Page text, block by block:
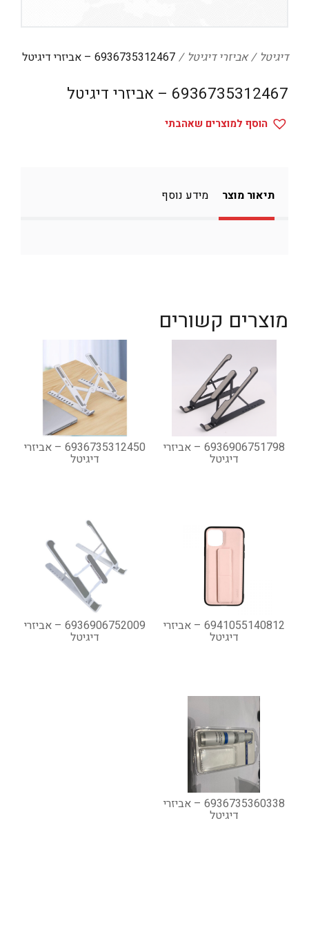
הלבשה תחתונה
טיפוח
טקסטיל לבית
משחקים
נסיעות
דיגיטל אביזרי דיגיטל 6936735312467 – אביזרי דיגיטל
6936735312467 – אביזרי דיגיטל
הוסף למוצרים שאהבתי
תיאור מוצר מידע נוסף
מוצרים קשורים
6936906751798 – אביזרי
דיגיטל
6936735312450 – אביזרי
דיגיטל
6941055140812 – אביזרי
דיגיטל
6936906752009 – אביזרי
דיגיטל
6936735360338 – אביזרי
דיגיטל